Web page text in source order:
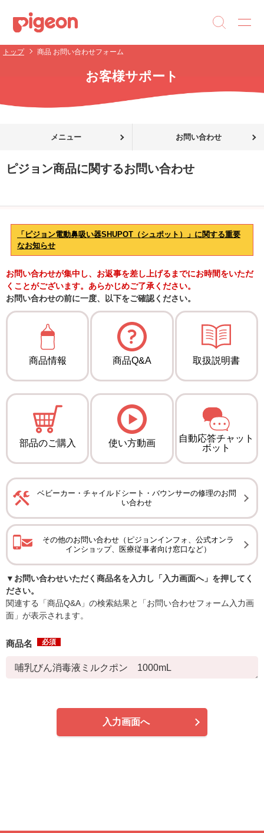
トップ 商品 お問い合わせフォーム
お客様サポート
メニュー お問い合わせ
ピジョン商品に関するお問い合わせ
「ピジョン電動鼻吸い器SHUPOT（シュポット）」に関する重要
なお知らせ
お問い合わせが集中し、お返事を差し上げるまでにお時間をいただ
くことがございます。あらかじめご了承ください。
お問い合わせの前に一度、以下をご確認ください。
商品情報 商品Q&A 取扱説明書
部品のご購入 使い方動画
自動応答チャット
ボット
ベビーカー・チャイルドシート・バウンサーの修理のお問
い合わせ
その他のお問い合わせ（ピジョンインフォ、公式オンラ
インショップ、医療従事者向け窓口など）
▼お問い合わせいただく商品名を入力し「入力画面へ」を押してく
ださい。
関連する「商品Q&A」の検索結果と「お問い合わせフォーム入力画
面」が表示されます。
商品名 必須
入力画面へ